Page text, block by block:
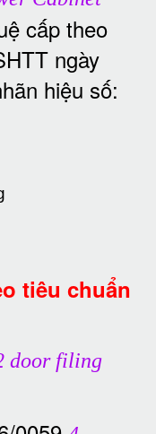
cấp theo
ngày
hiệu số:
tiêu chuẩn
door filing